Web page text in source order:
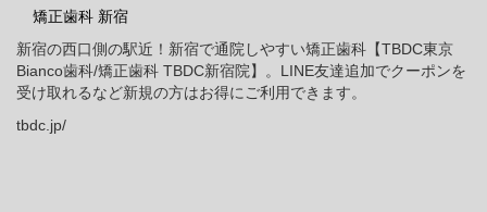
矯正歯科 新宿
新宿の西口側の駅近！新宿で通院しやすい矯正歯科【TBDC東京
Bianco歯科/矯正歯科 TBDC新宿院】。LINE友達追加でクーポンを
受け取れるなど新規の方はお得にご利用できます。
tbdc.jp/